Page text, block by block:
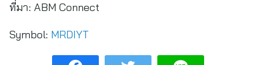
ที่มา: ABM Connect
Symbol: MRDIYT